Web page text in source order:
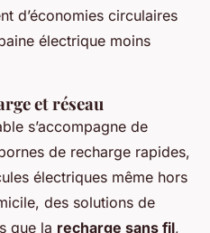
d’économies circulaires
électrique moins
et réseau
s’accompagne de
de recharge rapides,
électriques même hors
des solutions de
que la recharge sans fil,